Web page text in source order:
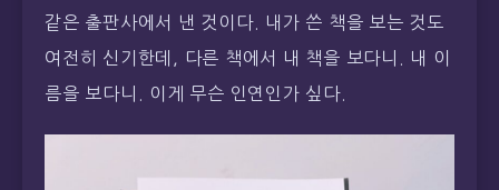
같은 출판사에서 낸 것이다. 내가 쓴 책을 보는 것도
여전히 신기한데, 다른 책에서 내 책을 보다니. 내 이
름을 보다니. 이게 무슨 인연인가 싶다.